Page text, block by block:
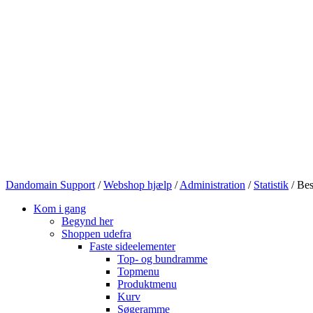
Dandomain Support/Webshop hjælp /Administration / Statistik /
Kom i gang
Begynd her
Shoppen udefra
Faste sideelementer
Top- og bundramme
Topmenu
Produktmenu
Kurv
Søgeramme